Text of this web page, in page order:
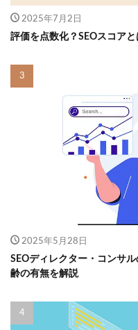
2025年7月2日
評価を点数化？SEOスコア
2025年5月28日
SEOディレクター・コンサ
齢の有無を解説